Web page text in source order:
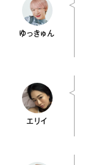
ゆっきゅん
エリイ